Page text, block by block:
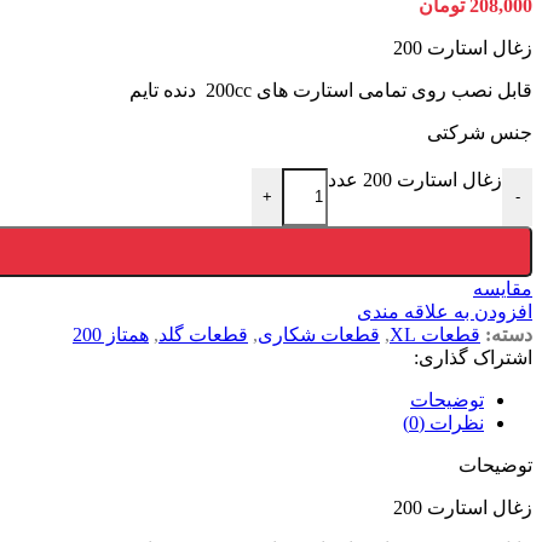
208,000 تومان
زغال استارت 200
قابل نصب روی تمامی استارت های 200cc دنده تایم
جنس شرکتی
-
زغال استارت 200 عدد
+
مقایسه
افزودن به علاقه مندی
دسته: قطعات XL , قطعات شکاری, قطعات گلد, همتاز 200
اشتراک گذاری:
توضیحات
نظرات (0)
توضیحات
زغال استارت 200